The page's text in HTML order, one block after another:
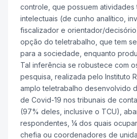
controle, que possuem atividades
intelectuais (de cunho analítico,
fiscalizador e orientador/
opção do teletrabalho, que tem
para a sociedade, enquanto
Tal inferência se robustece com
pesquisa, realizada pelo Instituto
amplo teletrabalho desenvolvido
de Covid-19 nos tribunais de
(97% deles, inclusive o TCU),
respondentes, ¼ dos quais
chefia ou coordenadores de